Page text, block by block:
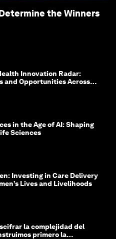
the Winners
Innovation Radar:
and Opportunities Across
in the Age of AI: Shaping
Sciences
Investing in Care Delivery
Lives and Livelihoods
la complejidad del
primero la